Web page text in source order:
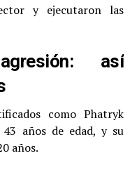
y ejecutaron las
así
como Phatryk
años de edad, y su
años.